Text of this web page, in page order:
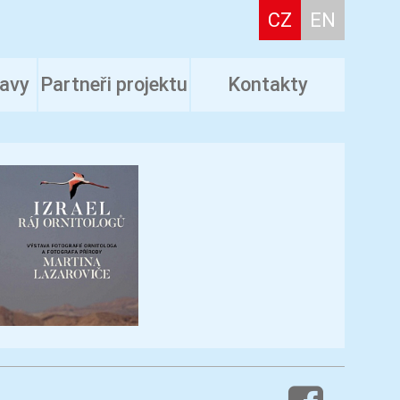
CZ EN
Partneři projektu Kontakty